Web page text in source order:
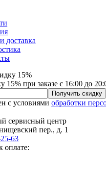
доставка
15%
15% при заказе с 16:00 до
с условиями обработки
сервисный центр
пер., д. 1
63
оплате: